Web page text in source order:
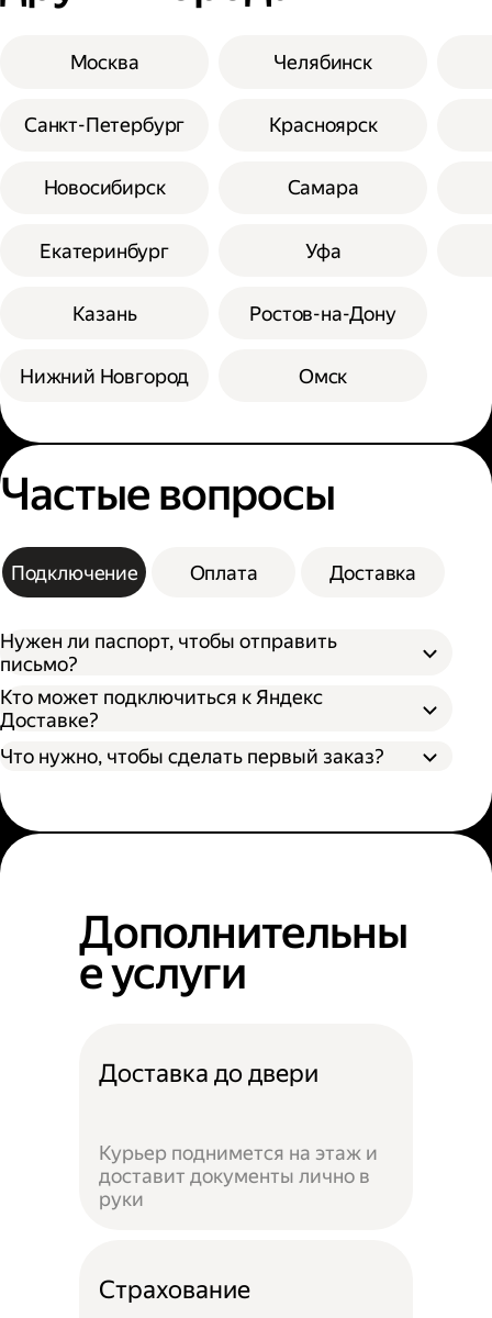
Москва
Санкт-Петербург
Новосибирск
Екатеринбург
Казань
Нижний Новгород
Челябинск
Красноярск
Самара
Уфа
Ростов-на-Дону
Омск
Частые вопросы
Подключение Оплата Доставка
Нужен ли паспорт, чтобы отправить
письмо?
Кто может подключиться к Яндекс
Доставке?
Что нужно, чтобы сделать первый заказ?
Дополнительны
е услуги
Доставка до двери
Курьер поднимется на этаж и
доставит документы лично в
руки
Страхование